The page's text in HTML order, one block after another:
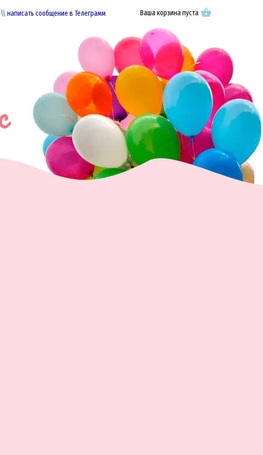
написать сообщение в Телеграмм Ваша корзина пуста